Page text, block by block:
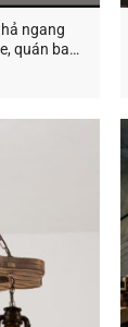
ngang
quán bar